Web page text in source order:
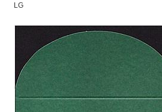
LG